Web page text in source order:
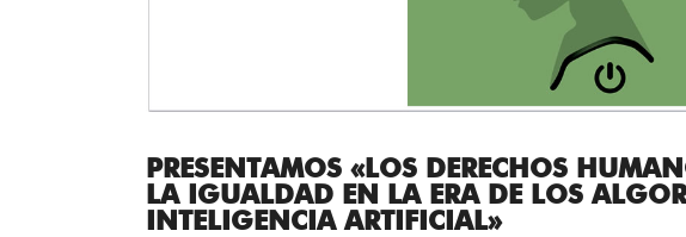
PRESENTAMOS «LOS DERECHOS
LA IGUALDAD EN LA ERA DE LOS
INTELIGENCIA ARTIFICIAL»